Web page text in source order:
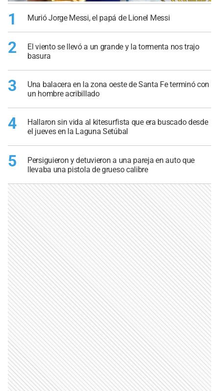
1 Murió Jorge Messi, el papá de Lionel Messi
2
El viento se llevó a un grande y la tormenta nos trajo
basura
3
Una balacera en la zona oeste de Santa Fe terminó con
un hombre acribillado
4
Hallaron sin vida al kitesurfista que era buscado desde
el jueves en la Laguna Setúbal
5
Persiguieron y detuvieron a una pareja en auto que
llevaba una pistola de grueso calibre